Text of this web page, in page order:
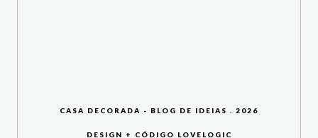
CASA DECORADA - BLOG DE IDEIAS 2026
DESIGN + CÓDIGO LOVELOGIC